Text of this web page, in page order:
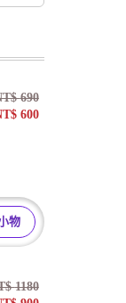
690
600
物
1180